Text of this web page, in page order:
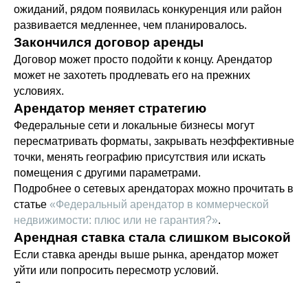
ожиданий, рядом появилась конкуренция или район
развивается медленнее, чем планировалось.
Закончился договор аренды
Договор может просто подойти к концу. Арендатор
может не захотеть продлевать его на прежних
условиях.
Арендатор меняет стратегию
Федеральные сети и локальные бизнесы могут
пересматривать форматы, закрывать неэффективные
точки, менять географию присутствия или искать
помещения с другими параметрами.
Подробнее о сетевых арендаторах можно прочитать в
статье «Федеральный арендатор в коммерческой
недвижимости: плюс или не гарантия?».
Арендная ставка стала слишком высокой
Если ставка аренды выше рынка, арендатор может
уйти или попросить пересмотр условий.